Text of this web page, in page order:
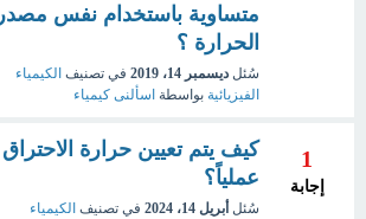
متساوية باستخدام نفس مصدر
الحرارة ؟
سُئل ديسمبر 14، 2019 في تصنيف الكيمياء
الفيزيائية بواسطة اسألنى كيمياء
1
إجابة
كيف يتم تعيين حرارة الاحتراق
عملياً؟
سُئل أبريل 14، 2024 في تصنيف الكيمياء